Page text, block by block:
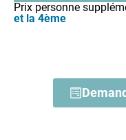
Prix personne
et la 4ème